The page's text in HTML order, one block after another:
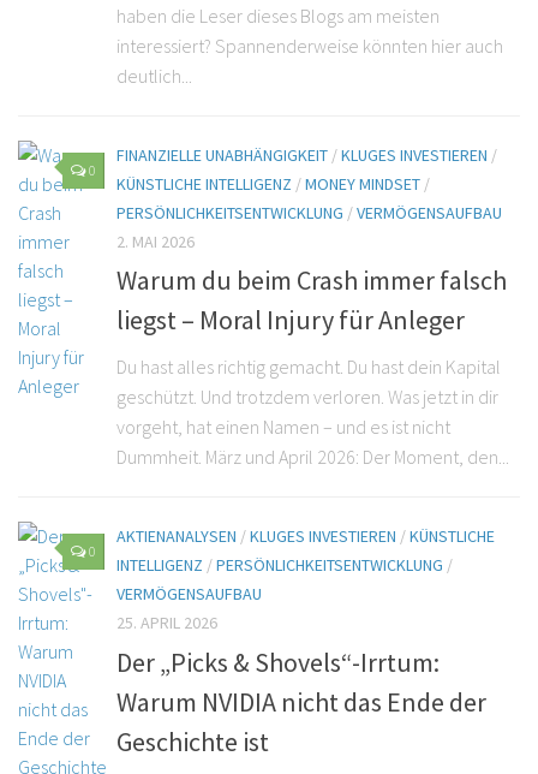
haben die Leser dieses Blogs am meisten
interessiert? Spannenderweise könnten hier auch
deutlich...
0
FINANZIELLE UNABHÄNGIGKEIT /KLUGES INVESTIEREN /
KÜNSTLICHE INTELLIGENZ /MONEY MINDSET /
PERSÖNLICHKEITSENTWICKLUNG /VERMÖGENSAUFBAU
2. MAI 2026
Warum du beim Crash immer falsch
liegst – Moral Injury für Anleger
Du hast alles richtig gemacht. Du hast dein Kapital
geschützt. Und trotzdem verloren. Was jetzt in dir
vorgeht, hat einen Namen – und es ist nicht
Dummheit. März und April 2026: Der Moment, den...
0
AKTIENANALYSEN /KLUGES INVESTIEREN /KÜNSTLICHE
INTELLIGENZ /PERSÖNLICHKEITSENTWICKLUNG /
VERMÖGENSAUFBAU
25. APRIL 2026
Der „Picks & Shovels“-Irrtum:
Warum NVIDIA nicht das Ende der
Geschichte ist